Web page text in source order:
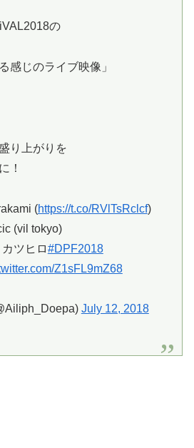
の
感じのライブ映像」
り上がりを
！
(https://t.co/RVlTsRclcf)
(vil tokyo)
ツヒロ#DPF2018
Z1sFL9mZ68
July 12, 2018